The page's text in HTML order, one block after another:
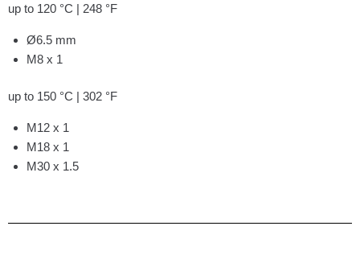
up to 120 °C | 248 °F
Ø6.5 mm
M8 x 1
up to 150 °C | 302 °F
M12 x 1
M18 x 1
M30 x 1.5